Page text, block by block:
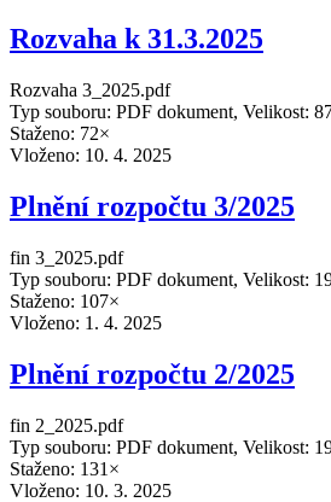
Rozvaha k 31.3.2025
Rozvaha 3_2025.pdf
Typ souboru: PDF dokument, Velikost:
Staženo: 72×
Vloženo: 10. 4. 2025
Plnění rozpočtu 3/2025
fin 3_2025.pdf
Typ souboru: PDF dokument, Velikost:
Staženo: 107×
Vloženo: 1. 4. 2025
Plnění rozpočtu 2/2025
fin 2_2025.pdf
Typ souboru: PDF dokument, Velikost:
Staženo: 131×
Vloženo: 10. 3. 2025